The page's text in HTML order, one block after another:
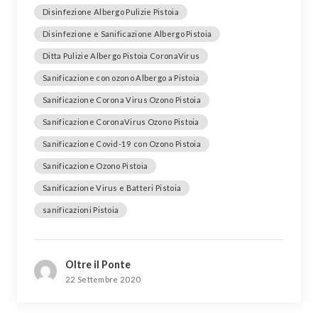
Disinfezione Albergo Pulizie Pistoia
Disinfezione e Sanificazione Albergo Pistoia
Ditta Pulizie Albergo Pistoia CoronaVirus
Sanificazione con ozono Albergo a Pistoia
Sanificazione Corona Virus Ozono Pistoia
Sanificazione CoronaVirus Ozono Pistoia
Sanificazione Covid-19 con Ozono Pistoia
Sanificazione Ozono Pistoia
Sanificazione Virus e Batteri Pistoia
sanificazioni Pistoia
Oltre il Ponte
22 Settembre 2020